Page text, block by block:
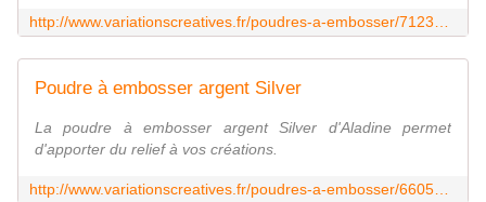
Poudre à embosser argent Silver
La poudre à embosser argent Silver d'Aladine permet
d'apporter du relief à vos créations.